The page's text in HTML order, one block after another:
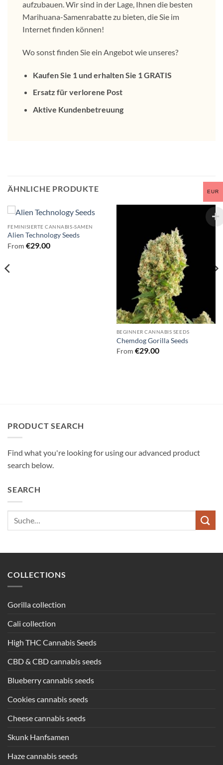
aufzubauen. Wir sind in der Lage, Ihnen die besten
Marihuana-Samenrabatte zu bieten, die Sie im
Internet finden können!
Wo sonst finden Sie ein Angebot wie unseres?
Kaufen Sie 1 und erhalten Sie 1 GRATIS
Ersatz für verlorene Post
Aktive Kundenbetreuung
ÄHNLICHE PRODUKTE
FEMINISIERTE CANNABIS-SAMEN
Alien Technology Seeds
From €29.00
BEGINNER CANNABIS SEEDS
Chemdog Gorilla Seeds
From €29.00
PRODUCT SEARCH
Find what you're looking for using our advanced product
search below.
SEARCH
COLLECTIONS
Gorilla collection
Cali collection
High THC Cannabis Seeds
CBD & CBD cannabis seeds
Blueberry cannabis seeds
Cookies cannabis seeds
Cheese cannabis seeds
Skunk Hanfsamen
Haze cannabis seeds
EUR